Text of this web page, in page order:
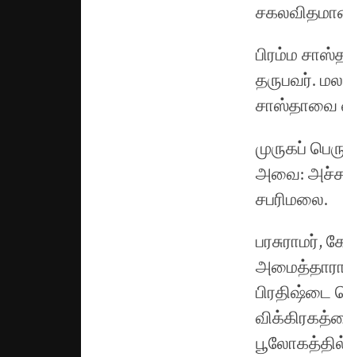
பிரம்ம
தருபவர்.
சாஸ்தாவை
முருகப்
அவை:
சபரிமலை.
பரசுராமர்,
பிரதிஷ்டை